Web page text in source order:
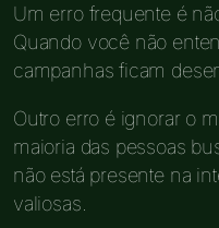
Um erro frequente é
Quando você não
campanhas ficam
Outro erro é ignorar o
maioria das pessoas
não está presente na
valiosas.